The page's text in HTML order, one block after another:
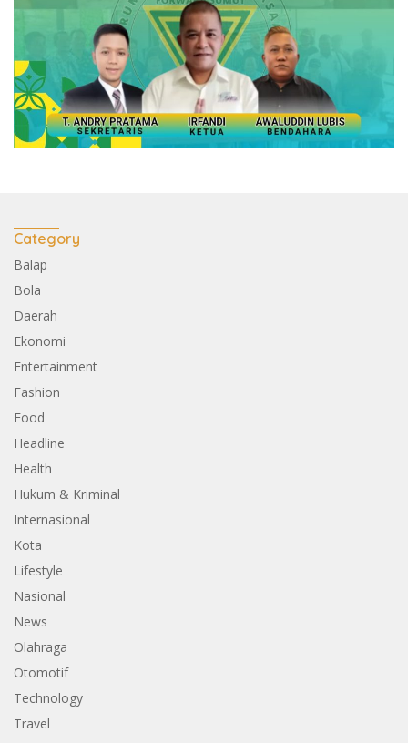
Category
Balap
Bola
Daerah
Ekonomi
Entertainment
Fashion
Food
Headline
Health
Hukum & Kriminal
Internasional
Kota
Lifestyle
Nasional
News
Olahraga
Otomotif
Technology
Travel